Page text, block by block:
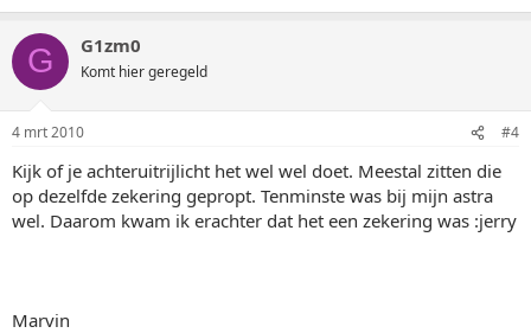
G G1zm0
Komt hier geregeld
4 mrt 2010 #4
Kijk of je achteruitrijlicht het wel wel doet. Meestal zitten die
op dezelfde zekering gepropt. Tenminste was bij mijn astra
wel. Daarom kwam ik erachter dat het een zekering was :jerry
Marvin